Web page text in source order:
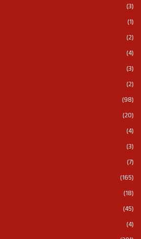
(3)
(1)
(2)
(4)
(3)
(2)
(98)
(20)
(4)
(3)
(7)
(165)
(18)
(45)
(4)